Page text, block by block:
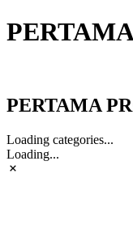
PERTAMA
Loading categories...
Loading...